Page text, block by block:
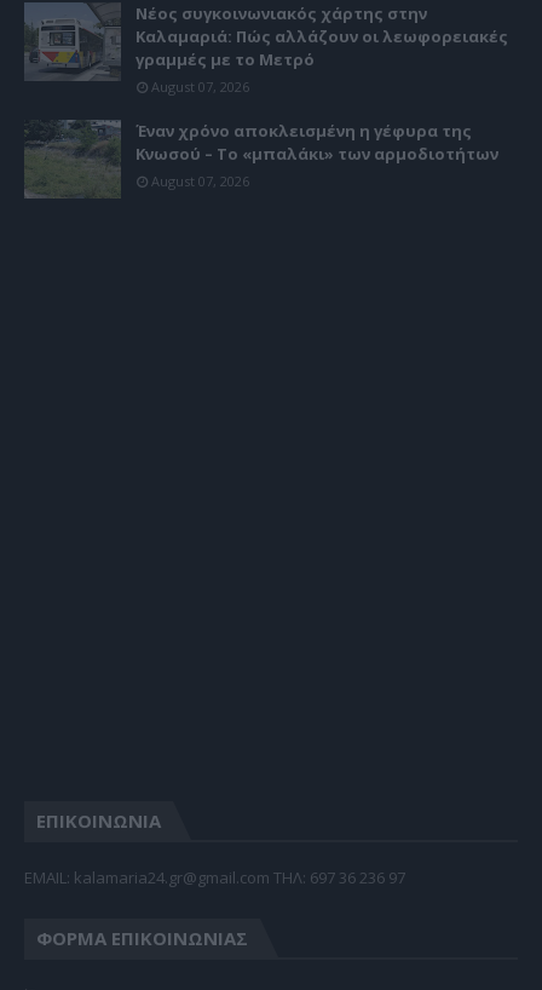
Νέος συγκοινωνιακός χάρτης στην
Καλαμαριά: Πώς αλλάζουν οι λεωφορειακές
γραμμές με το Μετρό
August 07, 2026
Έναν χρόνο αποκλεισμένη η γέφυρα της
Κνωσού – Το «μπαλάκι» των αρμοδιοτήτων
August 07, 2026
ΕΠΙΚΟΙΝΩΝΙΑ
EMAIL: kalamaria24.gr@gmail.com TΗΛ: 697 36 236 97
ΦΌΡΜΑ ΕΠΙΚΟΙΝΩΝΊΑΣ